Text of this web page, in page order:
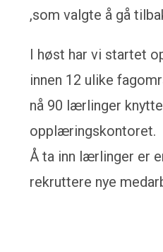
,som valgte å gå
I høst har vi startet
innen 12 ulike
nå 90 lærlinger
opplæringskontoret.
Å ta inn lærlinger er
rekruttere nye